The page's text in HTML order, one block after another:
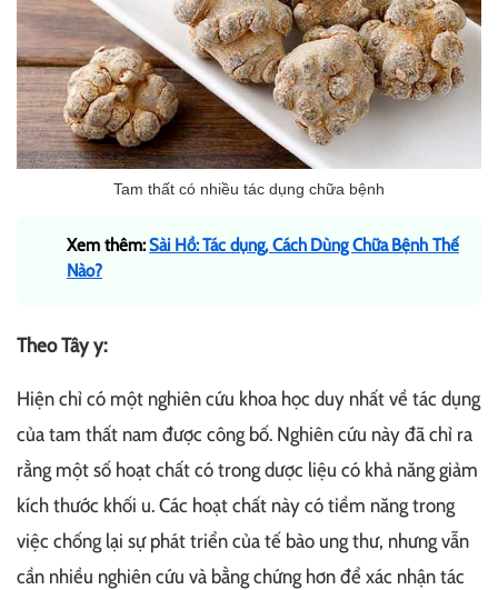
Tam thất có nhiều tác dụng chữa bệnh
Xem thêm:Sài Hồ: Tác dụng, Cách Dùng Chữa Bệnh Thế
Nào?
Theo Tây y:
Hiện chỉ có một nghiên cứu khoa học duy nhất về tác dụng
của tam thất nam được công bố. Nghiên cứu này đã chỉ ra
rằng một số hoạt chất có trong dược liệu có khả năng giảm
kích thước khối u. Các hoạt chất này có tiềm năng trong
việc chống lại sự phát triển của tế bào ung thư, nhưng vẫn
cần nhiều nghiên cứu và bằng chứng hơn để xác nhận tác